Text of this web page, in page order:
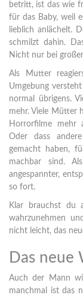
betritt, ist das wie
für das Baby, weil
lieblich anlächelt.
schmilzt dahin.
Nicht nur bei
Als Mutter
Umgebung
normal übrigens.
mehr. Viele Mütter
Horrorfilme mehr
Oder dass
gemacht haben,
machbar sind.
angespannter,
so fort.
Klar brauchst du
wahrzunehmen
nicht leicht, das
Das neue
Auch der Mann
manchmal ist das